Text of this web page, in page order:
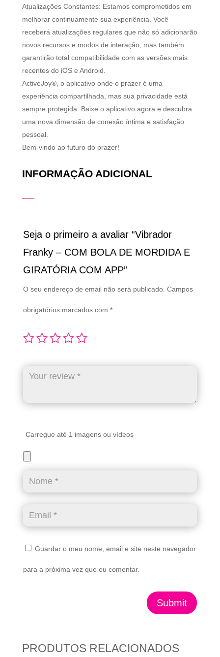
Atualizações Constantes: Estamos comprometidos em
melhorar continuamente sua experiência. Você
receberá atualizações regulares que não só adicionarão
novos recursos e modos de interação, mas também
garantirão total compatibilidade com as versões mais
recentes do iOS e Android.
ActiveJoy®, o aplicativo onde o prazer é uma
experiência compartilhada, mas sua privacidade está
sempre protegida. Baixe o aplicativo agora e descubra
uma nova dimensão de conexão íntima e satisfação
pessoal.
Bem-vindo ao futuro do prazer!
INFORMAÇÃO ADICIONAL
Seja o primeiro a avaliar “Vibrador
Franky – COM BOLA DE MORDIDA E
GIRATÓRIA COM APP”
O seu endereço de email não será publicado. Campos
obrigatórios marcados com *
Carregue até 1 imagens ou vídeos
Guardar o meu nome, email e site neste navegador
para a próxima vez que eu comentar.
Submit
PRODUTOS RELACIONADOS